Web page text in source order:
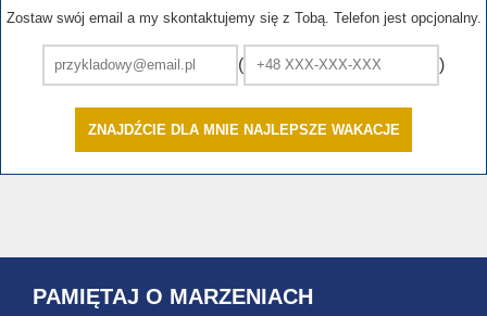
Zostaw swój email a my skontaktujemy się z Tobą. Telefon jest opcjonalny.
( )
ZNAJDŹCIE DLA MNIE NAJLEPSZE WAKACJE
PAMIĘTAJ O MARZENIACH